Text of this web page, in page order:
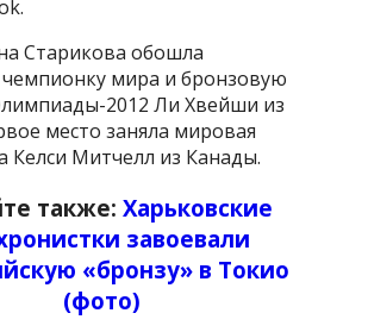
Старикова обошла
мира и бронзовую
2012 Ли Хвейши из
место заняла мировая
Келси Митчелл из Канады.
также: Харьковские
завоевали
«бронзу» в Токио
(фото)